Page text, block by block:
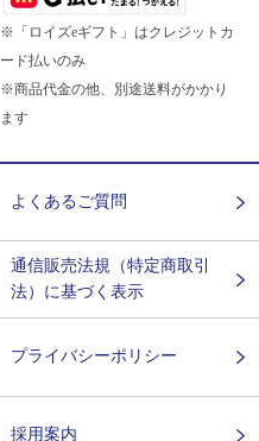
※「ロイズeギフト」はクレジットカ
ード払いのみ
※商品代金の他、別途送料がかかり
ます
よくあるご質問
通信販売法規（特定商取引
法）に基づく表示
プライバシーポリシー
採用案内